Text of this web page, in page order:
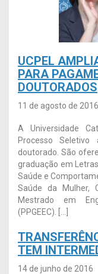
UCPEL
PARA
DOUTORADOS
11 de agosto de 2016
A Universidade
Processo
doutorado. São
graduação em
Saúde e
Saúde da Mulher,
Mestrado em
(PPGEEC). […]
TEM
14 de junho de 2016